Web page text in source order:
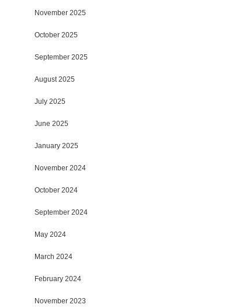
November 2025
October 2025
September 2025
August 2025
July 2025
June 2025
January 2025
November 2024
October 2024
September 2024
May 2024
March 2024
February 2024
November 2023